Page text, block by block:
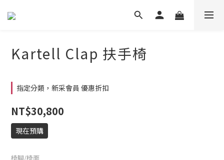
Kartell Clap 扶手椅
指定分類，新采會員 優惠折扣
NT$30,800
現在預購
椅腳/椅面